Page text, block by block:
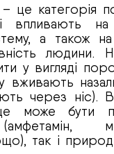
це категорія
впливають на
а також на
людини.
у вигляді
вживають
через ніс). В
це може бути
так і